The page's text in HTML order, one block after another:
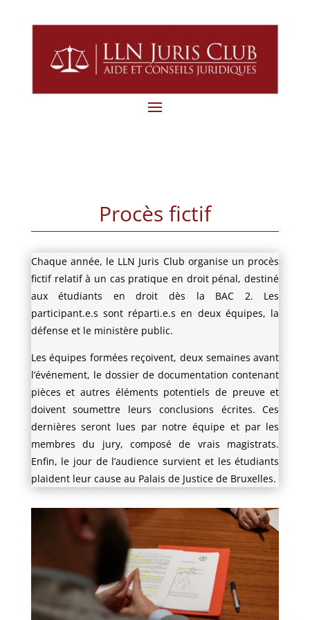
Procès fictif
Chaque année, le LLN Juris Club organise un procès
fictif relatif à un cas pratique en droit pénal, destiné
aux étudiants en droit dès la BAC 2. Les
participant.e.s sont réparti.e.s en deux équipes, la
défense et le ministère public.
Les équipes formées reçoivent, deux semaines avant
l’événement, le dossier de documentation contenant
pièces et autres éléments potentiels de preuve et
doivent soumettre leurs conclusions écrites. Ces
dernières seront lues par notre équipe et par les
membres du jury, composé de vrais magistrats.
Enfin, le jour de l’audience survient et les étudiants
plaident leur cause au Palais de Justice de Bruxelles.